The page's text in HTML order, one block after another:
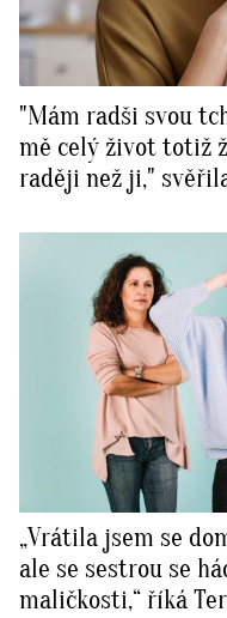
"Mám radši svou
mě celý život totiž
raději než ji,"
„Vrátila jsem se
ale se sestrou se
maličkosti,“ říká